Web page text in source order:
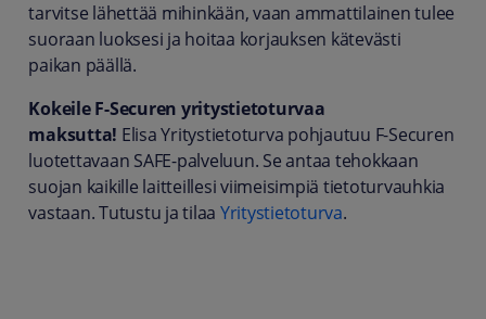
tarvitse lähettää mihinkään, vaan ammattilainen tulee
suoraan luoksesi ja hoitaa korjauksen kätevästi
paikan päällä.
Kokeile F-Securen yritystietoturvaa
maksutta! Elisa Yritystietoturva pohjautuu F-Securen
luotettavaan SAFE-palveluun. Se antaa tehokkaan
suojan kaikille laitteillesi viimeisimpiä tietoturvauhkia
vastaan. Tutustu ja tilaa Yritystietoturva.